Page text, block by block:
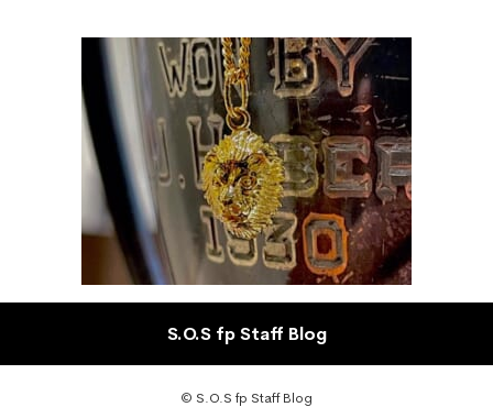
S.O.S fp Staff Blog
© S.O.S fp Staff Blog